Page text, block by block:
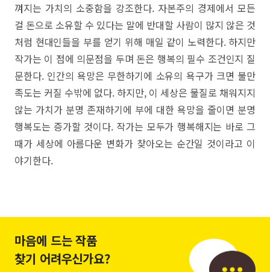
껴지는 가치의 소중함을 강조한다. 자본주의 경제에서 모든
걸 돈으로 소유할 수 있다는 말에 반대할 사람이 많지 않은 것
처럼 현대인들을 부를 얻기 위해 매일 같이 노력한다. 하지만
작가는 이 점에 의문점을 두며 돈은 행복의 필수 조건인지 질
문한다. 인간의 욕망은 무한하기에 소유의 욕구가 크면 불만
족도는 커질 수밖에 없다. 하지만, 이 세상은 물질로 채워지지
않는 가치가 분명 존재하기에 부에 대한 욕망을 줄이면 분명
행복도는 증가할 것이다. 작가는 모두가 행복해지는 바로 그
때가 세상에 아름다운 변화가 찾아오는 순간일 것이라고 이
야기한다.
마음에 드는 작품
찾기 어려우신가요?